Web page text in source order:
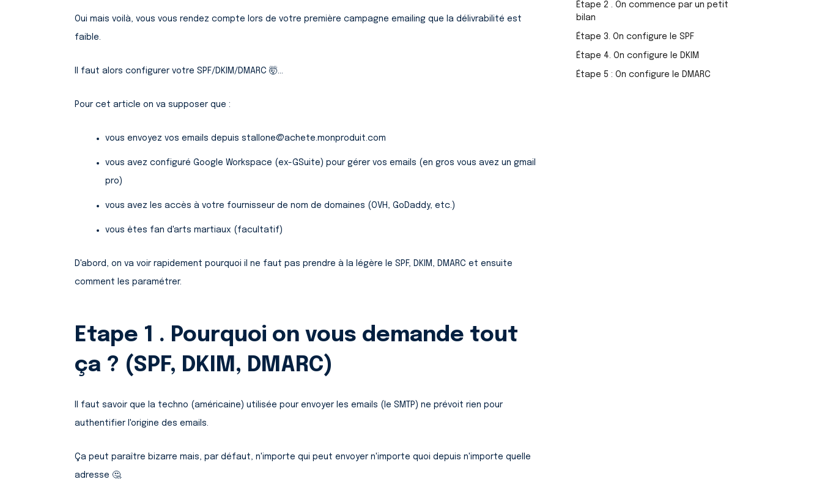
Oui mais voilà, vous vous rendez compte lors de votre première campagne emailing que la délivrabilité est
faible.
Il faut alors configurer votre SPF/DKIM/DMARC 🤯...
Pour cet article on va supposer que :
vous envoyez vos emails depuis stallone@achete.monproduit.com
vous avez configuré Google Workspace (ex-GSuite) pour gérer vos emails (en gros vous avez un gmail
pro)
vous avez les accès à votre fournisseur de nom de domaines (OVH, GoDaddy, etc.)
vous êtes fan d'arts martiaux (facultatif)
D'abord, on va voir rapidement pourquoi il ne faut pas prendre à la légère le SPF, DKIM, DMARC et ensuite
comment les paramétrer.
Etape 1 . Pourquoi on vous demande tout
ça ? (SPF, DKIM, DMARC)
Il faut savoir que la techno (américaine) utilisée pour envoyer les emails (le SMTP) ne prévoit rien pour
authentifier l'origine des emails.
Ça peut paraître bizarre mais, par défaut, n'importe qui peut envoyer n'importe quoi depuis n'importe quelle
adresse 🤔.
Étape 2 . On commence par un petit
bilan
Étape 3. On configure le SPF
Étape 4. On configure le DKIM
Étape 5 : On configure le DMARC